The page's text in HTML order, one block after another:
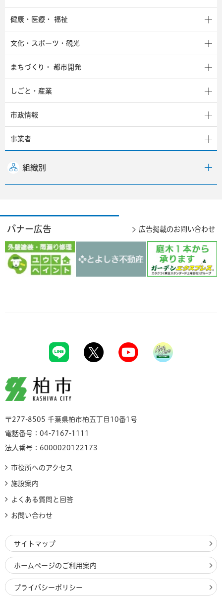
健康・医療・ 福祉
文化・スポーツ・観光
まちづくり・ 都市開発
しごと・産業
市政情報
事業者
組織別
バナー広告 広告掲載のお問い合わせ
柏市
〒277-8505 千葉県柏市柏五丁目10番1号
電話番号：04-7167-1111
法人番号：6000020122173
市役所へのアクセス
施設案内
よくある質問と回答
お問い合わせ
サイトマップ
ホームページのご利用案内
プライバシーポリシー